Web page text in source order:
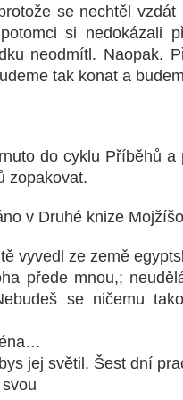
se nechtěl
si nedokázali
neodmítl. Naopak.
tak konat a
do cyklu Příběhů a
zopakovat.
v Druhé knize
vyvedl ze země
přede mnou,;
se ničemu
jej světil. Šest dní